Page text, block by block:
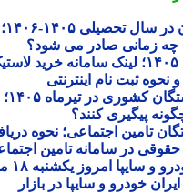
حکم حقوقی
صادر می شود؟
ثبت نام لاستیک دولتی ۱۴۰۵؛ لینک سامانه خرید
ثبت نام اینترنتی
کسر از حقوق
پیگیری کنند؟
اجتماعی؛ نحوه
در سامانه تامین اجتماعی
و سایپا در بازار